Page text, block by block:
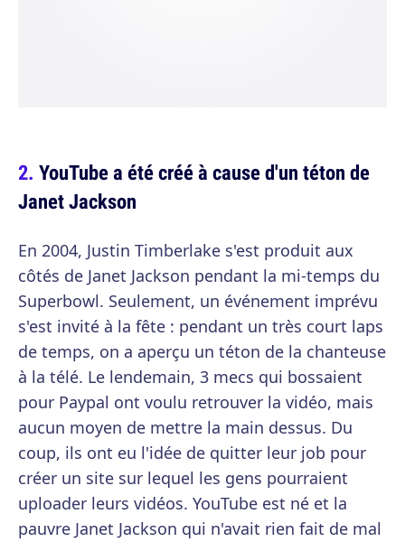
YouTube a été créé à cause d'un téton de
Janet Jackson
En 2004, Justin Timberlake s'est produit aux
côtés de Janet Jackson pendant la mi-temps du
Superbowl. Seulement, un événement imprévu
s'est invité à la fête : pendant un très court laps
de temps, on a aperçu un téton de la chanteuse
à la télé. Le lendemain, 3 mecs qui bossaient
pour Paypal ont voulu retrouver la vidéo, mais
aucun moyen de mettre la main dessus. Du
coup, ils ont eu l'idée de quitter leur job pour
créer un site sur lequel les gens pourraient
uploader leurs vidéos. YouTube est né et la
pauvre Janet Jackson qui n'avait rien fait de mal